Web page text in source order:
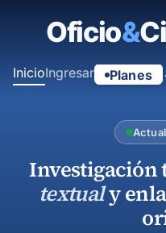
principal
InicioIngresar Planes
textualy